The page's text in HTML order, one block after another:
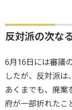
反対派の次な
6月16日には審議
したが、反対派は
あくまでも、廃案
府が一部折れたこ